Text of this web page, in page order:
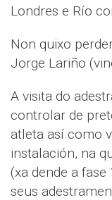
Londres e Río
Non quixo
Jorge Lariño
A visita do
controlar de
atleta así como
instalación, na
(xa dende a
seus